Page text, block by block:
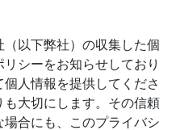
以下弊社）の収集した個
シーをお知らせしており
人情報を提供してくださ
大切にします。その信頼
合にも、このプライバシ